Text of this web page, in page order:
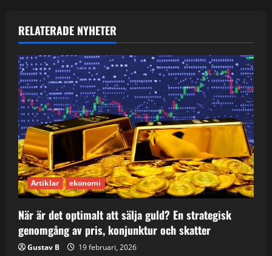
a
v
i
g
a
t
i
o
n
RELATERADE NYHETER
Artiklar ekonomi
När är det optimalt att sälja guld? En strategisk
genomgång av pris, konjunktur och skatter
Gustav B 19 februari, 2026